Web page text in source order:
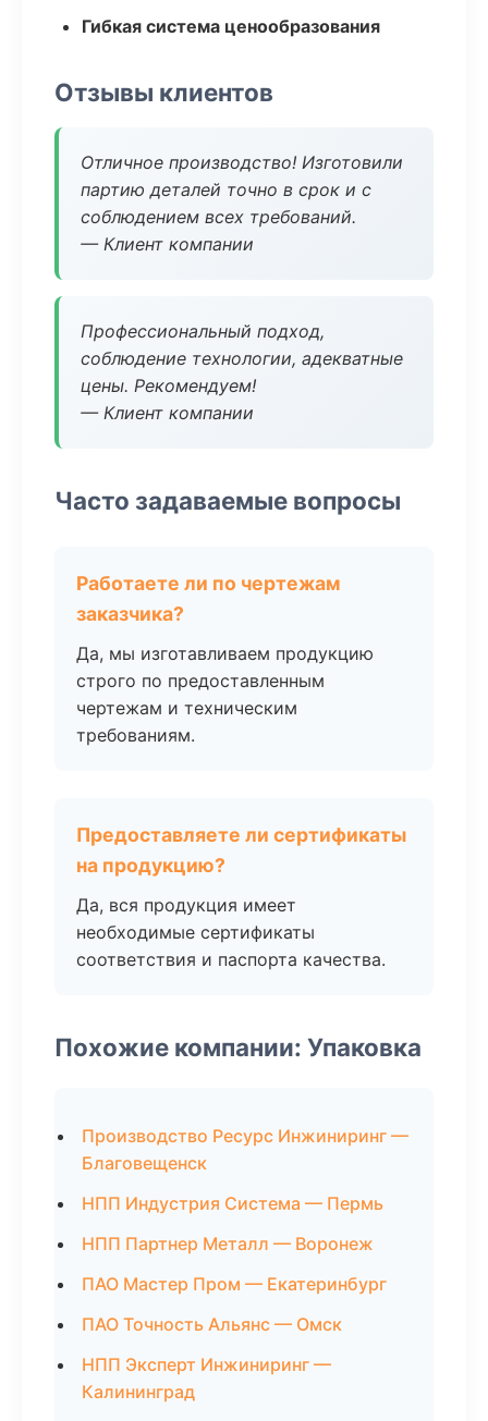
Гибкая система ценообразования
Отзывы клиентов
Отличное производство! Изготовили
партию деталей точно в срок и с
соблюдением всех требований.
— Клиент компании
Профессиональный подход,
соблюдение технологии, адекватные
цены. Рекомендуем!
— Клиент компании
Часто задаваемые вопросы
Работаете ли по чертежам
заказчика?
Да, мы изготавливаем продукцию
строго по предоставленным
чертежам и техническим
требованиям.
Предоставляете ли сертификаты
на продукцию?
Да, вся продукция имеет
необходимые сертификаты
соответствия и паспорта качества.
Похожие компании: Упаковка
Производство Ресурс Инжиниринг —
Благовещенск
НПП Индустрия Система — Пермь
НПП Партнер Металл — Воронеж
ПАО Мастер Пром — Екатеринбург
ПАО Точность Альянс — Омск
НПП Эксперт Инжиниринг —
Калининград